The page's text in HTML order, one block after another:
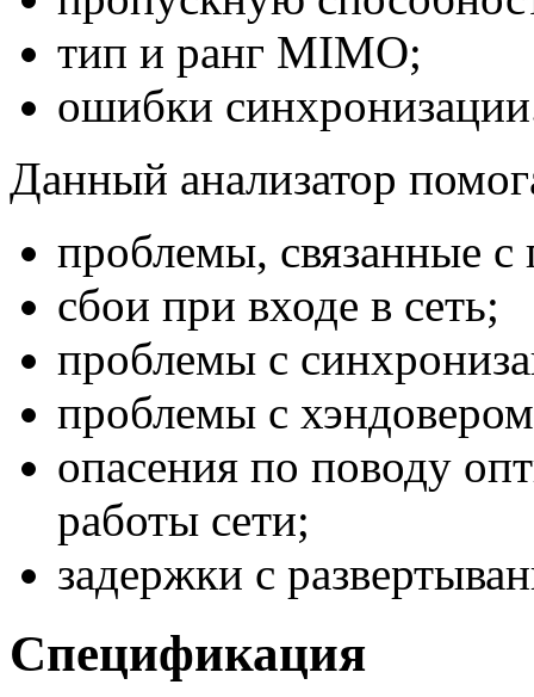
тип и ранг MIMO;
ошибки
Данный анализатор
проблемы, связанные
сбои при входе в сеть;
проблемы с
проблемы с
опасения по поводу
работы сети;
задержки с
Спецификация